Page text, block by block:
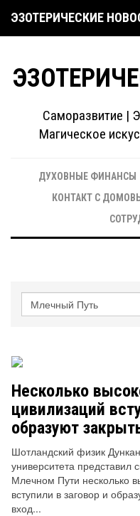
ЭЗОТЕРИЧЕСКИЕ
Саморазвитие |
Магическое
ДУХОВНЫЕ ФИНАНСЫ
КОНТАКТ С
Несколько
цивилизаций
образуют
Шотландский физик
университета представил
Млечном Пути несколько
вступили в заговор и
вход...